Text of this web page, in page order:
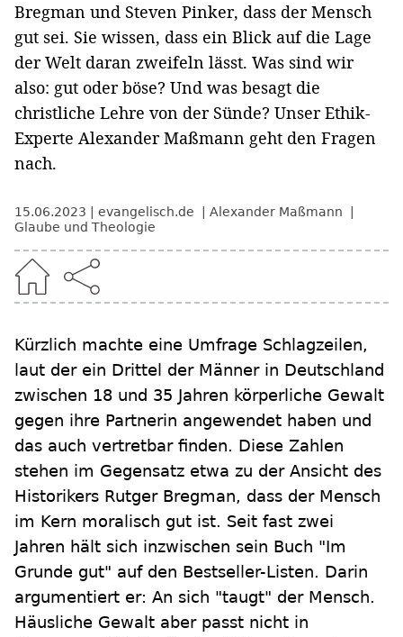
Bregman und Steven Pinker, dass der Mensch
gut sei. Sie wissen, dass ein Blick auf die Lage
der Welt daran zweifeln lässt. Was sind wir
also: gut oder böse? Und was besagt die
christliche Lehre von der Sünde? Unser Ethik-
Experte Alexander Maßmann geht den Fragen
nach.
15.06.2023 evangelisch.de
Alexander Maßmann
Glaube und Theologie
Kürzlich machte eine Umfrage Schlagzeilen,
laut der ein Drittel der Männer in Deutschland
zwischen 18 und 35 Jahren körperliche Gewalt
gegen ihre Partnerin angewendet haben und
das auch vertretbar finden. Diese Zahlen
stehen im Gegensatz etwa zu der Ansicht des
Historikers Rutger Bregman, dass der Mensch
im Kern moralisch gut ist. Seit fast zwei
Jahren hält sich inzwischen sein Buch "Im
Grunde gut" auf den Bestseller-Listen. Darin
argumentiert er: An sich "taugt" der Mensch.
Häusliche Gewalt aber passt nicht in